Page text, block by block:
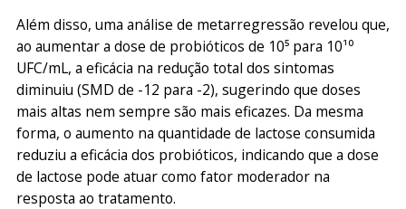
Além disso, uma análise de metarregressão revelou que,
ao aumentar a dose de probióticos de 10⁵ para 10¹⁰
UFC/mL, a eficácia na redução total dos sintomas
diminuiu (SMD de -12 para -2), sugerindo que doses
mais altas nem sempre são mais eficazes. Da mesma
forma, o aumento na quantidade de lactose consumida
reduziu a eficácia dos probióticos, indicando que a dose
de lactose pode atuar como fator moderador na
resposta ao tratamento.